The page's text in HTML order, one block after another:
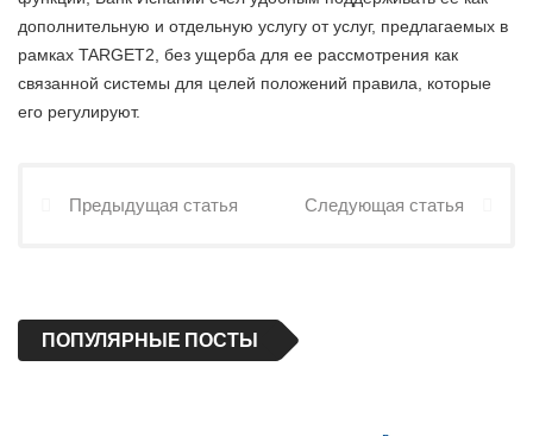
дополнительную и отдельную услугу от услуг, предлагаемых в
рамках TARGET2, без ущерба для ее рассмотрения как
связанной системы для целей положений правила, которые
его регулируют.
Предыдущая статья Следующая статья
ПОПУЛЯРНЫЕ ПОСТЫ